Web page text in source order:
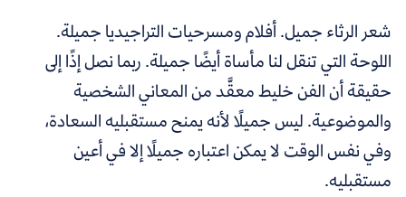
شعر الرثاء جميل. أفلام ومسرحيات التراجيديا جميلة.
اللوحة التي تنقل لنا مأساة أيضًا جميلة. ربما نصل إذًا إلى
حقيقة أن الفن خليط معقَّد من المعاني الشخصية
والموضوعية. ليس جميلًا لأنه يمنح مستقبليه السعادة،
وفي نفس الوقت لا يمكن اعتباره جميلًا إلا في أعين
مستقبليه.